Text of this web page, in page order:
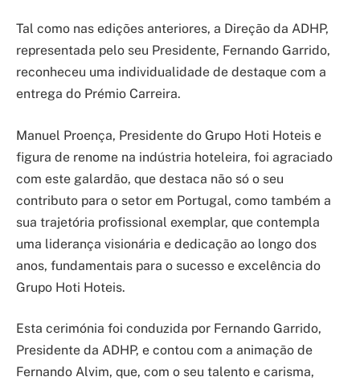
Tal como nas edições anteriores, a Direção da ADHP,
representada pelo seu Presidente, Fernando Garrido,
reconheceu uma individualidade de destaque com a
entrega do Prémio Carreira.
Manuel Proença, Presidente do Grupo Hoti Hoteis e
figura de renome na indústria hoteleira, foi agraciado
com este galardão, que destaca não só o seu
contributo para o setor em Portugal, como também a
sua trajetória profissional exemplar, que contempla
uma liderança visionária e dedicação ao longo dos
anos, fundamentais para o sucesso e excelência do
Grupo Hoti Hoteis.
Esta cerimónia foi conduzida por Fernando Garrido,
Presidente da ADHP, e contou com a animação de
Fernando Alvim, que, com o seu talento e carisma,